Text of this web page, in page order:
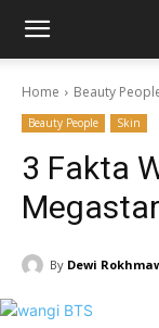
Home Beauty
Beauty People Skin
3 Fakta
By Dewi